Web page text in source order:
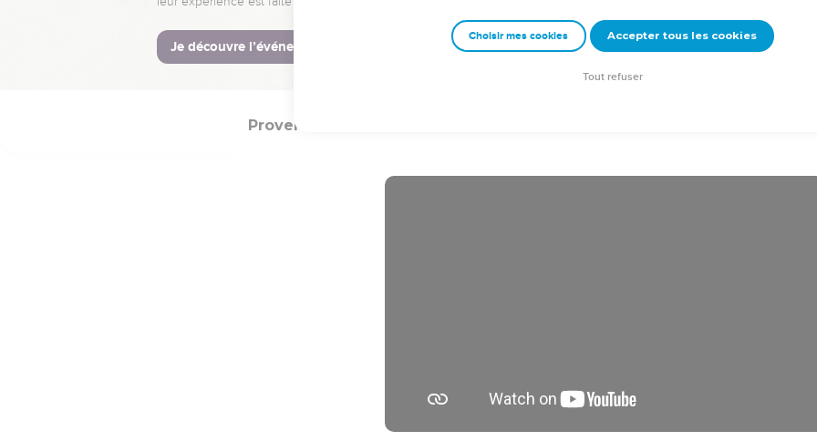
Louez-le avec le tambourin et avec des danses ! Louez-le avec les instruments à
5 Louez-le avec les cymbales sonores ! Louez-le avec les cymbales retentissantes !
Que tout ce qui respire loue l’Eternel ! Louez l’Eternel !
Proverbes
Choisir mes cookies Accepter tous les cookies
Tout refuser